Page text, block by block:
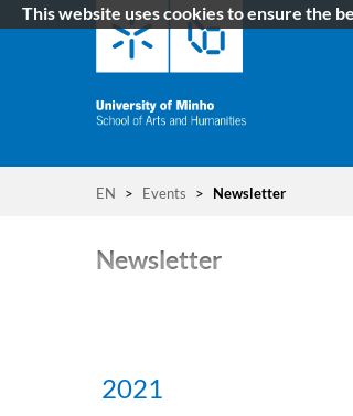
EN > Events > Newsletter
Newsletter
2021
This website uses cookies to ensure the